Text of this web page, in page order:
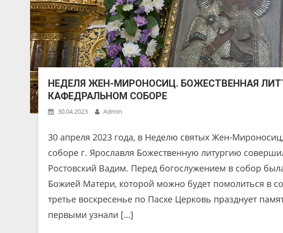
НЕДЕЛЯ ЖЕН-МИРОНОСИЦ. БОЖЕСТВЕННАЯ
КАФЕДРАЛЬНОМ СОБОРЕ
30.04.2023 Admin
30 апреля 2023 года, в Неделю святых Жен-
соборе г. Ярославля Божественную литургию
Ростовский Вадим. Перед богослужением в собор
Божией Матери, которой можно будет помолиться в
третье воскресенье по Пасхе Церковь празднует
первыми узнали […]